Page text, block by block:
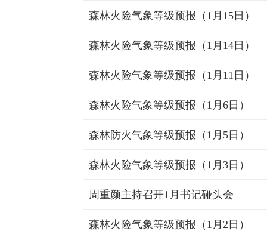
森林火险气象等级预报（1月15日）
森林火险气象等级预报（1月14日）
森林火险气象等级预报（1月11日）
森林火险气象等级预报（1月6日）
森林防火气象等级预报（1月5日）
森林火险气象等级预报（1月3日）
周重颜主持召开1月书记碰头会
森林火险气象等级预报（1月2日）